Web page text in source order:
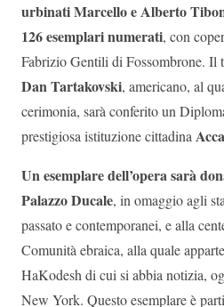
urbinati Marcello e Alberto
126 esemplari numerati, con
Fabrizio Gentili di Fossombrone. Il
Dan Tartakovski, americano, al
cerimonia, sarà conferito un
prestigiosa istituzione cittadina
Un esemplare dell’opera sarà
Palazzo Ducale, in omaggio agli
passato e contemporanei, e alla
Comunità ebraica, alla quale
HaKodesh di cui si abbia notizia,
New York. Questo esemplare è